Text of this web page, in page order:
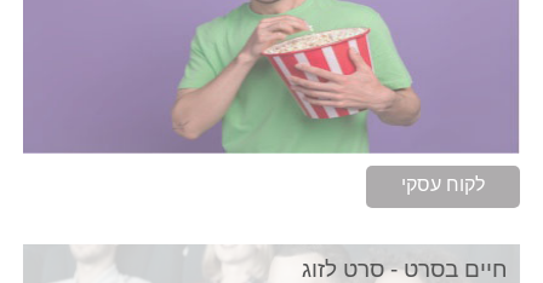
לקוח עסקי
חיים בסרט - סרט לזוג